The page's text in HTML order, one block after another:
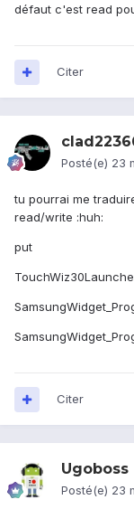
défaut c'est read
Citer
Posté(e) 23
tu pourrai me
read/write :huh:
put
Citer
Ugoboss
Posté(e) 23